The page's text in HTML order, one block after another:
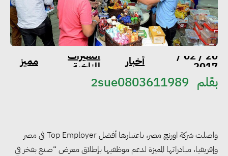
20 / 02 /
2017 أخبار التغيرات
المناخية مميز
بقلم 2sue0803611989
واصلت شركة اورنچ مصر، باعتبارها أفضل Top Employer في مصر
وإفريقيا، مبادراتها المميزة لدعم موظفيها بإطلاق معرض “صنع بفخر في